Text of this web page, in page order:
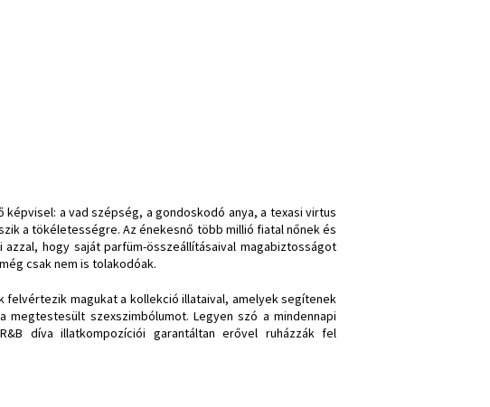
a vad szépség, a gondoskodó anya, a texasi virtus
a tökéletességre. Az énekesnő több millió fiatal nőnek és
hogy saját parfüm-összeállításaival magabiztosságot
csak nem is tolakodóak.
magukat a kollekció illataival, amelyek segítenek
szexszimbólumot. Legyen szó a mindennapi
díva illatkompozíciói garantáltan erővel ruházzák fel